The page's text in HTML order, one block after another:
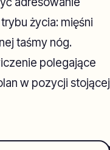
życia: mięśni
taśmy nóg.
polegające
w pozycji stojącej